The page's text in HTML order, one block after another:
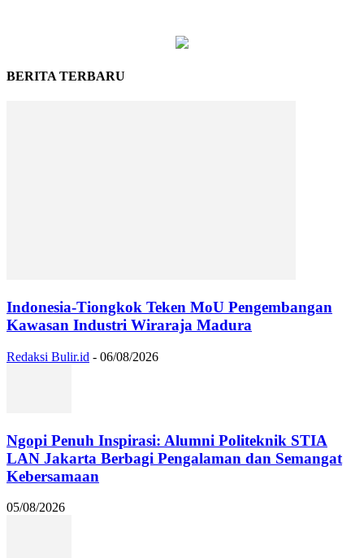
BERITA TERBARU
Indonesia-Tiongkok Teken MoU Pengembangan
Kawasan Industri Wiraraja Madura
Redaksi Bulir.id - 06/08/2026
Ngopi Penuh Inspirasi: Alumni Politeknik STIA
LAN Jakarta Berbagi Pengalaman dan Semangat
Kebersamaan
05/08/2026